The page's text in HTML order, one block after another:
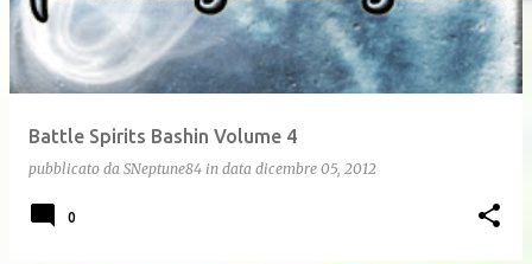
Battle Spirits Bashin Volume 4
pubblicato da SNeptune84 in data dicembre 05, 2012
0